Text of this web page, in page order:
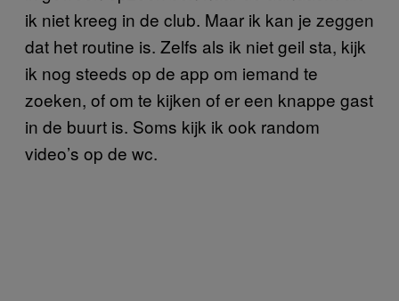
ik niet kreeg in de club. Maar ik kan je zeggen
dat het routine is. Zelfs als ik niet geil sta, kijk
ik nog steeds op de app om iemand te
zoeken, of om te kijken of er een knappe gast
in de buurt is. Soms kijk ik ook random
video’s op de wc.